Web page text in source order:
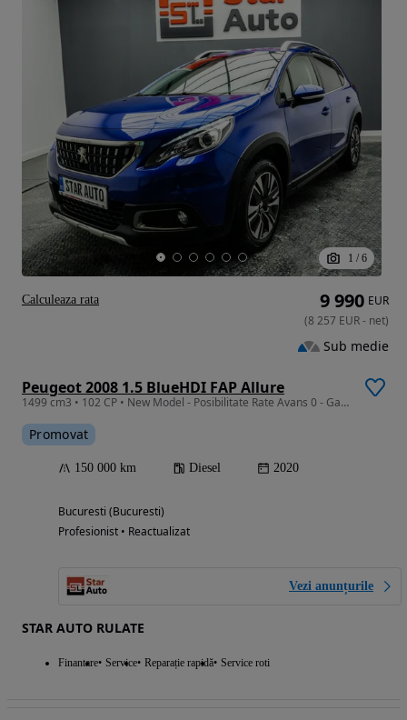
1 / 6
Peugeot 2008 1.5 BlueHDI FAP Allure
1499 cm3 • 102 CP • New Model - Posibilitate Rate Avans 0 - Garantie 12 Luni - IMPECABILA
Promovat
150 000 km Diesel 2020
Bucuresti (Bucuresti)
Profesionist • Reactualizat
Vezi anunțurile
STAR AUTO RULATE
Finantare Service Reparație rapidă Service roti
9 990 EUR
(8 257 EUR- net)
Sub medie
Calculeaza rata